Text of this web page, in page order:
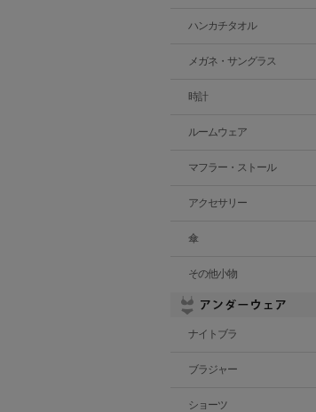
ハンカチタオル
メガネ・サングラス
時計
ルームウェア
マフラー・ストール
アクセサリー
傘
その他小物
ナイトブラ
ブラジャー
ショーツ